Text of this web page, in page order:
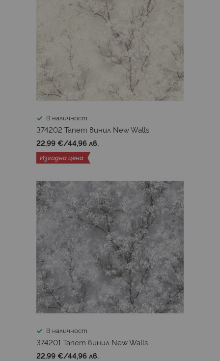
В наличност
374202 Тапет винил New Walls
22,99 €/44,96 лв.
Изгодна цена
В наличност
374201 Тапет винил New Walls
22,99 €/44,96 лв.